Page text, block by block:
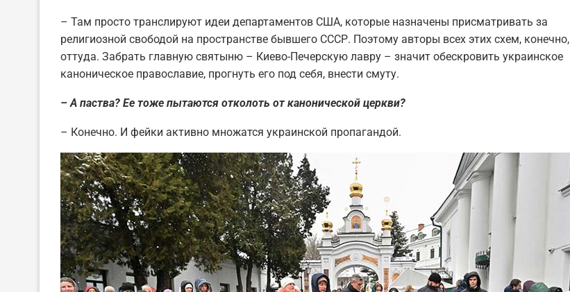
– Там просто транслируют идеи департаментов США, которые назначены присматривать за
религиозной свободой на пространстве бывшего СССР. Поэтому авторы всех этих схем, конечно,
оттуда. Забрать главную святыню – Киево-Печерскую лавру – значит обескровить украинское
каноническое православие, прогнуть его под себя, внести смуту.
– А паства? Ее тоже пытаются отколоть от канонической церкви?
– Конечно. И фейки активно множатся украинской пропагандой.